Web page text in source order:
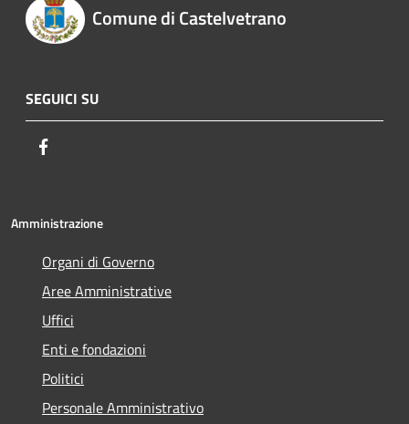
Comune di Castelvetrano
SEGUICI SU
Amministrazione
Organi di Governo
Aree Amministrative
Uffici
Enti e fondazioni
Politici
Personale Amministrativo